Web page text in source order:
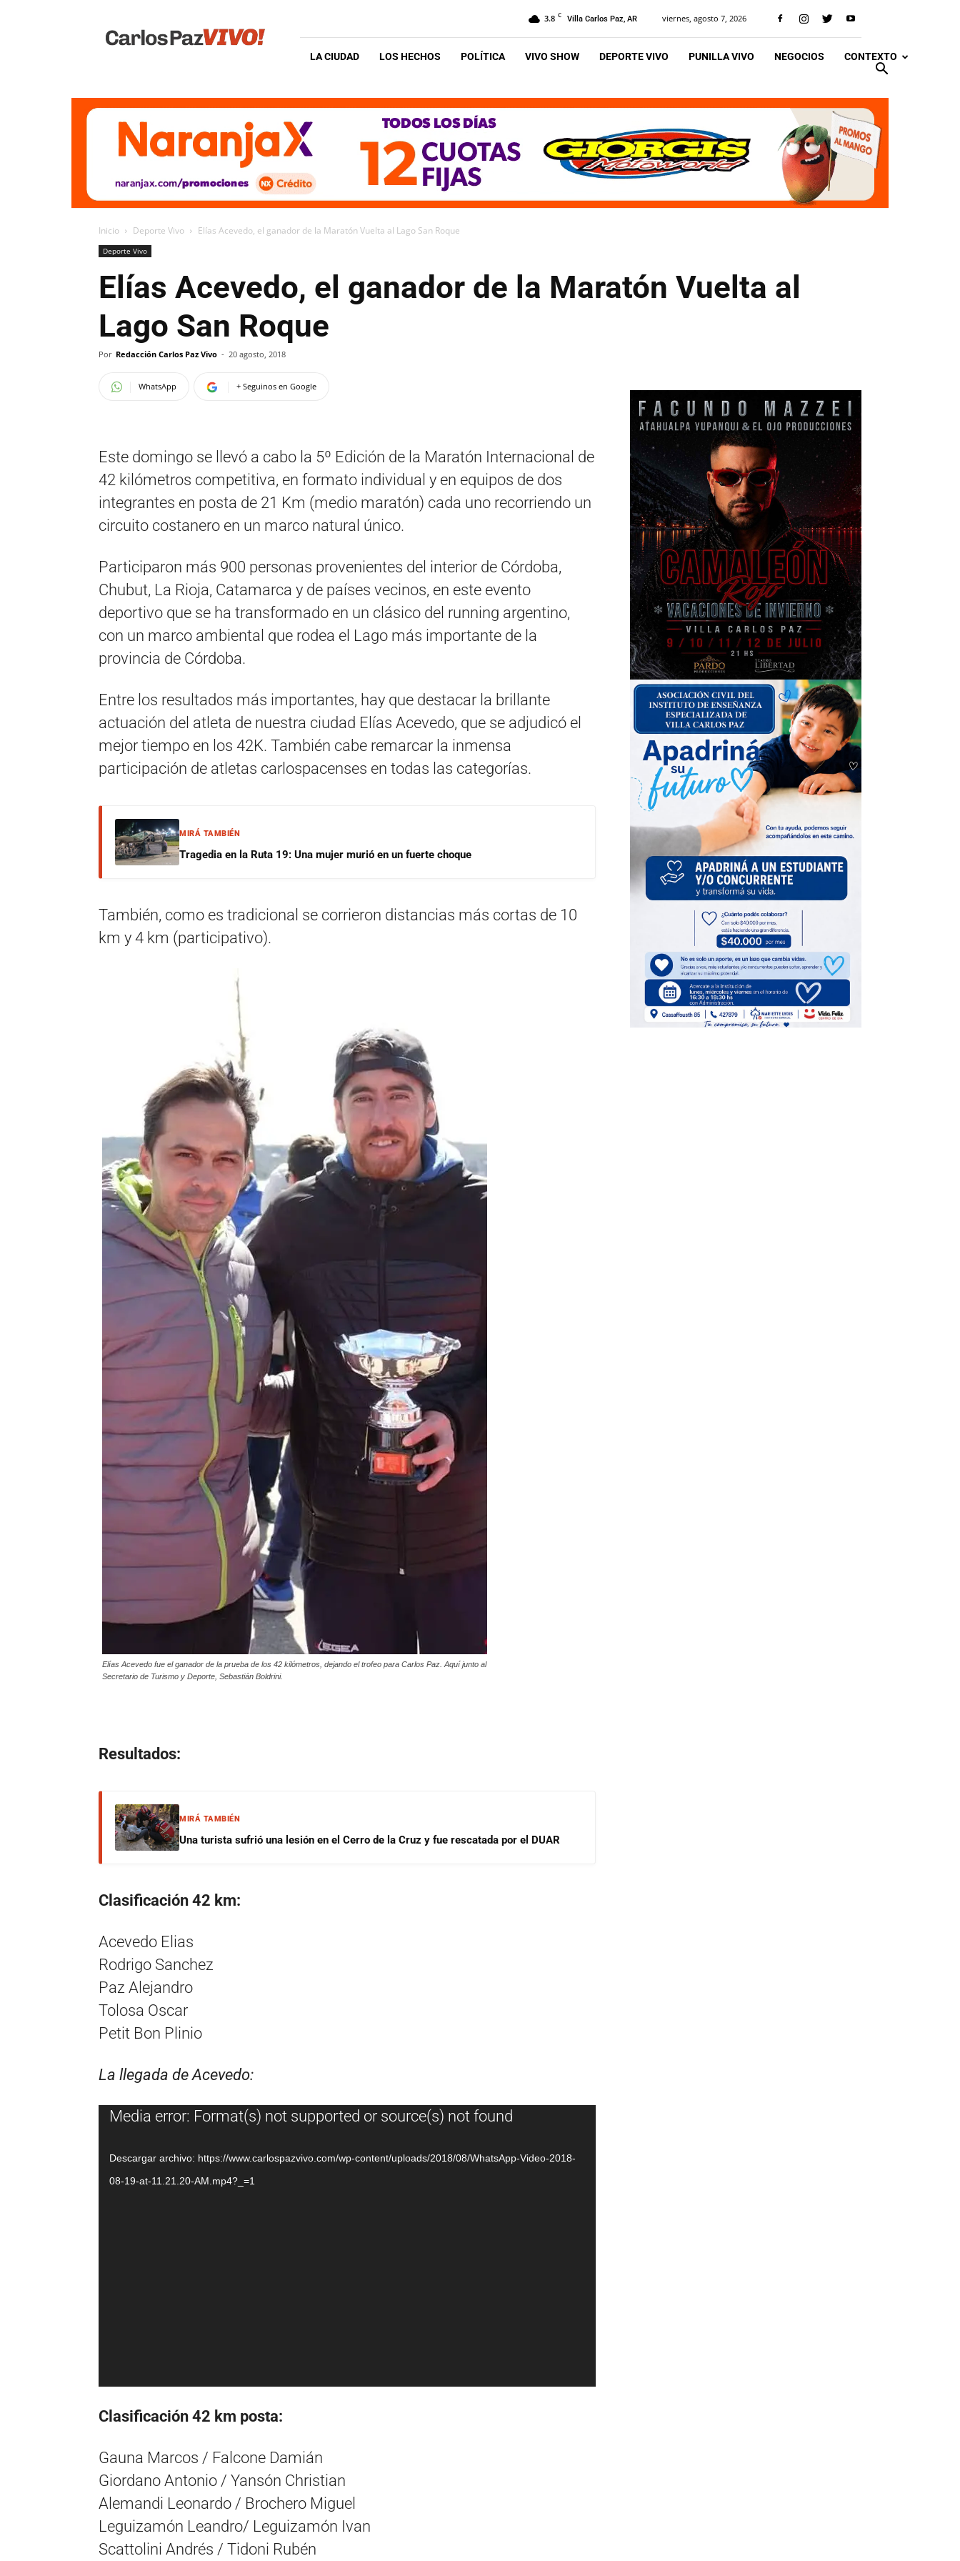
Vivo
3.8 C Villa Carlos Paz, AR viernes, agosto 7, 2026
LA CIUDAD LOS HECHOS POLÍTICA VIVO SHOW DEPORTE VIVO PUNILLA VIVO NEGOCIOS CONTEXTO
Inicio Deporte Vivo Elías Acevedo, el ganador de la Maratón Vuelta al Lago San Roque
Deporte Vivo
Elías Acevedo, el ganador de la Maratón Vuelta al
Lago San Roque
Por Redacción Carlos Paz Vivo - 20 agosto, 2018
WhatsApp + Seguinos en Google
Este domingo se llevó a cabo la 5º Edición de la Maratón Internacional de
42 kilómetros competitiva, en formato individual y en equipos de dos
integrantes en posta de 21 Km (medio maratón) cada uno recorriendo un
circuito costanero en un marco natural único.
Participaron más 900 personas provenientes del interior de Córdoba,
Chubut, La Rioja, Catamarca y de países vecinos, en este evento
deportivo que se ha transformado en un clásico del running argentino,
con un marco ambiental que rodea el Lago más importante de la
provincia de Córdoba.
Entre los resultados más importantes, hay que destacar la brillante
actuación del atleta de nuestra ciudad Elías Acevedo, que se adjudicó el
mejor tiempo en los 42K. También cabe remarcar la inmensa
participación de atletas carlospacenses en todas las categorías.
MIRÁ TAMBIÉN
Tragedia en la Ruta 19: Una mujer murió en un fuerte choque
También, como es tradicional se corrieron distancias más cortas de 10
km y 4 km (participativo).
Elías Acevedo fue el ganador de la prueba de los 42 kilómetros, dejando el trofeo para Carlos Paz. Aquí junto al
Secretario de Turismo y Deporte, Sebastián Boldrini.
Resultados:
MIRÁ TAMBIÉN
Una turista sufrió una lesión en el Cerro de la Cruz y fue rescatada por el DUAR
Clasificación 42 km:
Acevedo Elias
Rodrigo Sanchez
Paz Alejandro
Tolosa Oscar
Petit Bon Plinio
La llegada de Acevedo:
Reproductor
vídeo
Media error: Format(s) not supported or source(s) not found
Descargar archivo: https://www.carlospazvivo.com/wp-content/uploads/2018/08/WhatsApp-Video-2018-
08-19-at-11.21.20-AM.mp4?_=1
Clasificación 42 km posta:
Gauna Marcos / Falcone Damián
Giordano Antonio / Yansón Christian
Alemandi Leonardo / Brochero Miguel
Leguizamón Leandro/ Leguizamón Ivan
Scattolini Andrés / Tidoni Rubén